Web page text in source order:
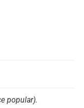
popular).